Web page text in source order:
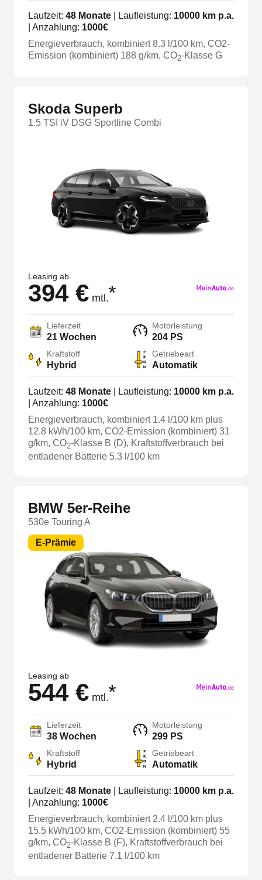
Laufzeit: 48 Monate | Laufleistung: 10000 km p.a.
| Anzahlung: 1000€
Energieverbrauch, kombiniert8.3 l/100 km, CO2-
Emission (kombiniert) 188 g/km, CO2-Klasse G
Skoda Superb
1.5 TSI iV DSG Sportline Combi
Leasing ab
394 € mtl.*
Lieferzeit
21 Wochen
Motorleistung
204 PS
Kraftstoff
Hybrid
Getriebeart
Automatik
Laufzeit: 48 Monate | Laufleistung: 10000 km p.a.
| Anzahlung: 1000€
Energieverbrauch, kombiniert 1.4 l/100 km plus
12.8 kWh/100 km, CO2-Emission (kombiniert) 31
g/km, CO2-Klasse B (D), Kraftstoffverbrauch bei
entladener Batterie 5.3 l/100 km
BMW 5er-Reihe
530e Touring A
E-Prämie
Leasing ab
544 € mtl.*
Lieferzeit
38 Wochen
Motorleistung
299 PS
Kraftstoff
Hybrid
Getriebeart
Automatik
Laufzeit: 48 Monate | Laufleistung: 10000 km p.a.
| Anzahlung: 1000€
Energieverbrauch, kombiniert 2.4 l/100 km plus
15.5 kWh/100 km, CO2-Emission (kombiniert) 55
g/km, CO2-Klasse B (F), Kraftstoffverbrauch bei
entladener Batterie 7.1 l/100 km